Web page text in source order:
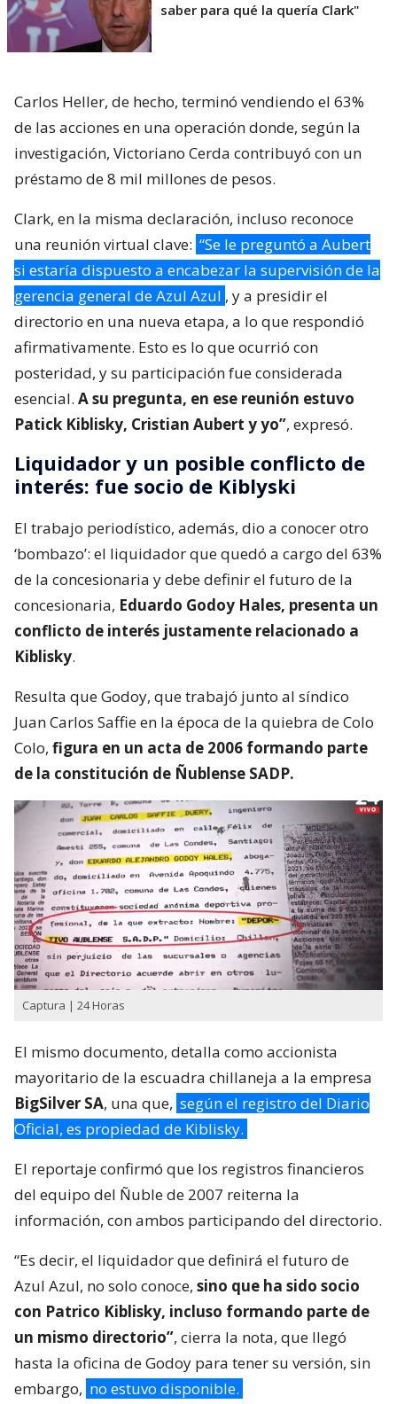
saber para qué la quería Clark"
Carlos Heller, de hecho, terminó vendiendo el 63%
de las acciones en una operación donde, según la
investigación, Victoriano Cerda contribuyó con un
préstamo de 8 mil millones de pesos.
Clark, en la misma declaración, incluso reconoce
una reunión virtual clave: “Se le preguntó a Aubert
si estaría dispuesto a encabezar la supervisión de la
gerencia general de Azul Azul , y a presidir el
directorio en una nueva etapa, a lo que respondió
afirmativamente. Esto es lo que ocurrió con
posteridad, y su participación fue considerada
esencial. A su pregunta, en ese reunión estuvo
Patick Kiblisky, Cristian Aubert y yo”, expresó.
Liquidador y un posible conflicto de
interés: fue socio de Kiblyski
El trabajo periodístico, además, dio a conocer otro
‘bombazo’: el liquidador que quedó a cargo del 63%
de la concesionaria y debe definir el futuro de la
concesionaria, Eduardo Godoy Hales, presenta un
conflicto de interés justamente relacionado a
Kiblisky.
Resulta que Godoy, que trabajó junto al síndico
Juan Carlos Saffie en la época de la quiebra de Colo
Colo, figura en un acta de 2006 formando parte
de la constitución de Ñublense SADP.
Captura | 24 Horas
El mismo documento, detalla como accionista
mayoritario de la escuadra chillaneja a la empresa
BigSilver SA, una que, según el registro del Diario
Oficial, es propiedad de Kiblisky.
El reportaje confirmó que los registros financieros
del equipo del Ñuble de 2007 reiterna la
información, con ambos participando del directorio.
“Es decir, el liquidador que definirá el futuro de
Azul Azul, no solo conoce, sino que ha sido socio
con Patrico Kiblisky, incluso formando parte de
un mismo directorio”, cierra la nota, que llegó
hasta la oficina de Godoy para tener su versión, sin
embargo, no estuvo disponible.